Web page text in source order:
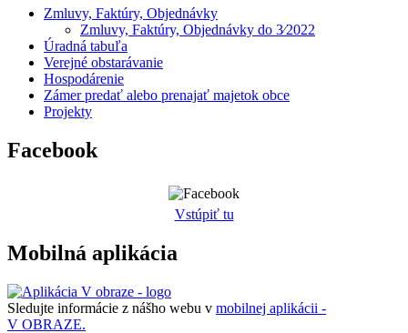
Zmluvy, Faktúry, Objednávky
Zmluvy, Faktúry, Objednávky do 3⁄2022
Úradná tabuľa
Verejné obstarávanie
Hospodárenie
Zámer predať alebo prenajať majetok obce
Projekty
Facebook
Vstúpiť tu
Mobilná aplikácia
Sledujte informácie z nášho webu v mobilnej aplikácii -
V OBRAZE.